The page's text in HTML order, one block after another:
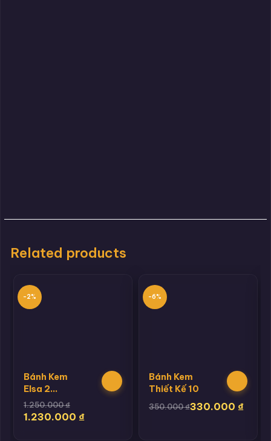
Related products
-2%
Bánh Kem
Elsa 2
Tầng Cho
Bé Gái
1.250.000₫
1.230.000 ₫
-6%
Bánh Kem
Thiết Kế 10
350.000₫330.000 ₫